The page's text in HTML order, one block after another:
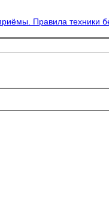
Правила техники